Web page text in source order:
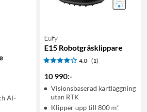
AI-
Eufy
E15 Robotgräsklippare
4.0 (1)
10 990:-
Visionsbaserad kartläggning
utan RTK
Klipper upp till 800 m²